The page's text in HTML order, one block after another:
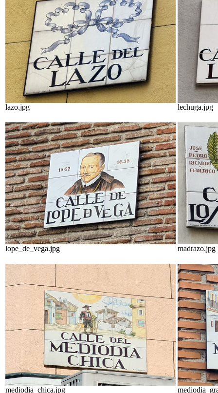
lazo.jpg lechuga.jpg
lope_de_vega.jpg madrazo.jpg
mediodia_chica.jpg